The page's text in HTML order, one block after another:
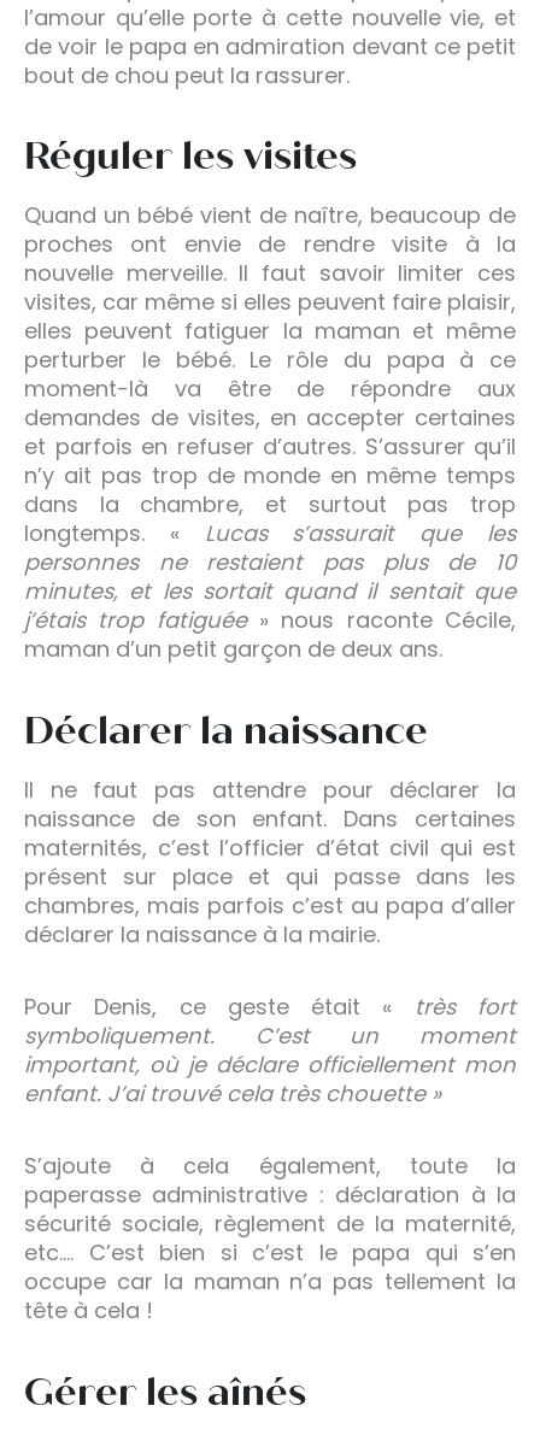
l’amour qu’elle porte à cette nouvelle vie, et
de voir le papa en admiration devant ce petit
bout de chou peut la rassurer.
Réguler les visites
Quand un bébé vient de naître, beaucoup de
proches ont envie de rendre visite à la
nouvelle merveille. Il faut savoir limiter ces
visites, car même si elles peuvent faire plaisir,
elles peuvent fatiguer la maman et même
perturber le bébé. Le rôle du papa à ce
moment-là va être de répondre aux
demandes de visites, en accepter certaines
et parfois en refuser d’autres. S’assurer qu’il
n’y ait pas trop de monde en même temps
dans la chambre, et surtout pas trop
longtemps. « Lucas s’assurait que les
personnes ne restaient pas plus de 10
minutes, et les sortait quand il sentait que
j’étais trop fatiguée» nous raconte Cécile,
maman d’un petit garçon de deux ans.
Déclarer la naissance
Il ne faut pas attendre pour déclarer la
naissance de son enfant. Dans certaines
maternités, c’est l’officier d’état civil qui est
présent sur place et qui passe dans les
chambres, mais parfois c’est au papa d’aller
déclarer la naissance à la mairie.
Pour Denis, ce geste était « très fort
symboliquement. C’est un moment
important, où je déclare officiellement mon
enfant. J’ai trouvé cela très chouette »
S’ajoute à cela également, toute la
paperasse administrative : déclaration à la
sécurité sociale, règlement de la maternité,
etc.… C’est bien si c’est le papa qui s’en
occupe car la maman n’a pas tellement la
tête à cela !
Gérer les aînés